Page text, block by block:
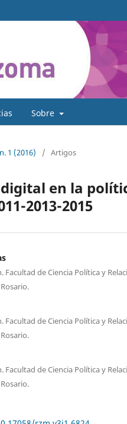
Sobre
1 (2016) / Artigos
en la
2013-2015
Facultad de Ciencia Política y
Facultad de Ciencia Política y
Facultad de Ciencia Política y